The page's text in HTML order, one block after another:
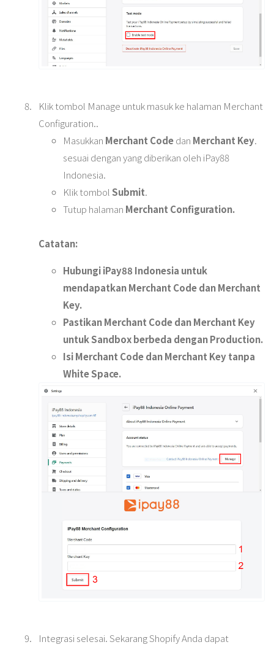
Klik tombol Manage untuk masuk ke halaman Merchant
Configuration..
Masukkan Merchant Codedan Merchant Key.
sesuai dengan yang diberikan oleh iPay88
Indonesia.
Klik tombol Submit.
Tutup halaman Merchant Configuration.
Catatan:
Hubungi iPay88 Indonesia untuk
mendapatkan Merchant Code dan Merchant
Key.
Pastikan Merchant Code dan Merchant Key
untuk Sandbox berbeda dengan Production.
Isi Merchant Code dan Merchant Key tanpa
White Space.
Integrasi selesai. Sekarang Shopify Anda dapat